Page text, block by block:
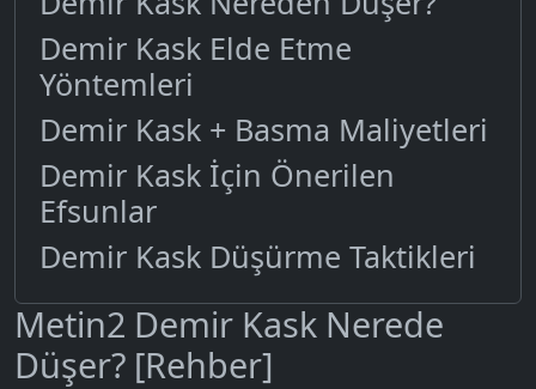
Demir Kask Elde Etme
Yöntemleri
Demir Kask + Basma Maliyetleri
Demir Kask İçin Önerilen
Efsunlar
Demir Kask Düşürme Taktikleri
Metin2 Demir Kask Nerede
Düşer? [Rehber]